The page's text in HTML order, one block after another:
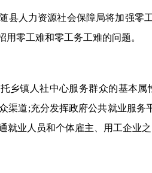
县人力资源社会保障局将加强零
用零工难和零工务工难的问题。
乡镇人社中心服务群众的基本
渠道;充分发挥政府公共就业服
就业人员和个体雇主、用工企业